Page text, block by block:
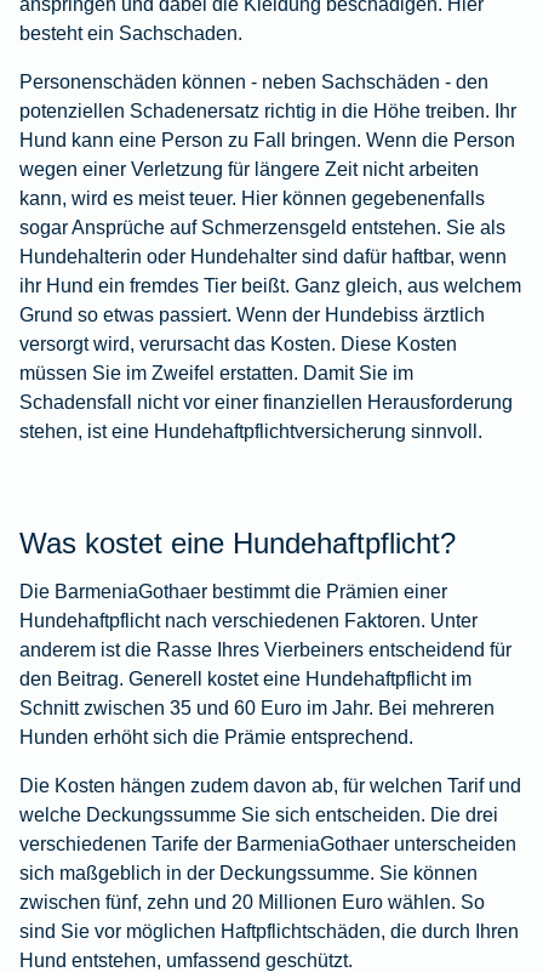
besteht ein Sachschaden.
Personenschäden können - neben Sachschäden - den
potenziellen Schadenersatz richtig in die Höhe treiben. Ihr
Hund kann eine Person zu Fall bringen. Wenn die Person
wegen einer Verletzung für längere Zeit nicht arbeiten
kann, wird es meist teuer. Hier können gegebenenfalls
sogar Ansprüche auf Schmerzensgeld entstehen. Sie als
Hundehalterin oder Hundehalter sind dafür haftbar, wenn
ihr Hund ein fremdes Tier beißt. Ganz gleich, aus welchem
Grund so etwas passiert. Wenn der Hundebiss ärztlich
versorgt wird, verursacht das Kosten. Diese Kosten
müssen Sie im Zweifel erstatten. Damit Sie im
Schadensfall nicht vor einer finanziellen Herausforderung
stehen, ist eine Hundehaftpflichtversicherung sinnvoll.
Was kostet eine Hundehaftpflicht?
Die BarmeniaGothaer bestimmt die Prämien einer
Hundehaftpflicht nach verschiedenen Faktoren. Unter
anderem ist die Rasse Ihres Vierbeiners entscheidend für
den Beitrag. Generell kostet eine Hundehaftpflicht im
Schnitt zwischen 35 und 60 Euro im Jahr. Bei mehreren
Hunden erhöht sich die Prämie entsprechend.
Die Kosten hängen zudem davon ab, für welchen Tarif und
welche Deckungssumme Sie sich entscheiden. Die drei
verschiedenen Tarife der BarmeniaGothaer unterscheiden
sich maßgeblich in der Deckungssumme. Sie können
zwischen fünf, zehn und 20 Millionen Euro wählen. So
sind Sie vor möglichen Haftpflichtschäden, die durch Ihren
Hund entstehen, umfassend geschützt.